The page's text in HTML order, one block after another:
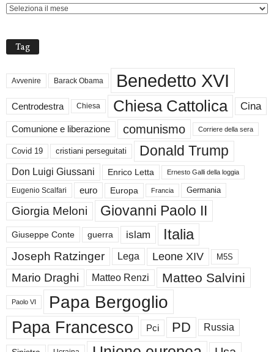
Tag
Avvenire Barack Obama Benedetto XVI
Centrodestra Chiesa Chiesa Cattolica Cina
Comunione e liberazione comunismo Corriere della sera
Covid 19 cristiani perseguitati Donald Trump
Don Luigi Giussani Enrico Letta Ernesto Galli della loggia
Eugenio Scalfari euro Europa Francia Germania
Giorgia Meloni Giovanni Paolo II
Giuseppe Conte guerra islam Italia
Joseph Ratzinger Lega Leone XIV M5S
Mario Draghi Matteo Renzi Matteo Salvini
Paolo VI Papa Bergoglio
Papa Francesco Pci PD Russia